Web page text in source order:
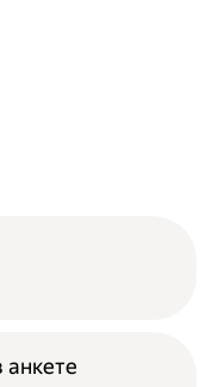
анкете